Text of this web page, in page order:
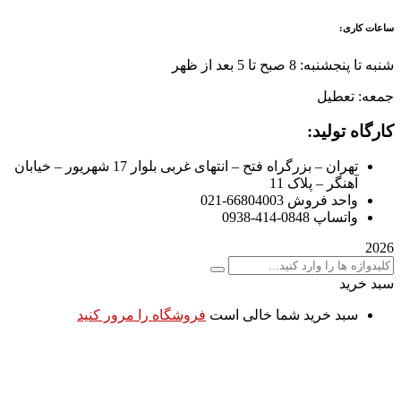
ساعات کاری:
شنبه تا پنجشنبه: 8 صبح تا 5 بعد از ظهر
جمعه: تعطیل
کارگاه تولید:
تهران – بزرگراه فتح – انتهای غربی بلوار 17 شهریور – خیابان
آهنگر – پلاک 11
واحد فروش 66804003-021
واتساپ 0848-414-0938
2026
سبد خرید
سبد خرید شما خالی است فروشگاه را مرور کنید